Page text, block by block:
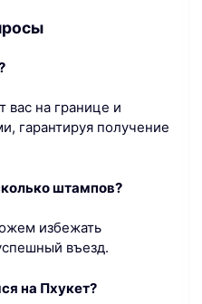
вас на границе и
гарантируя получение
штампов?
избежать
въезд.
на Пхукет?